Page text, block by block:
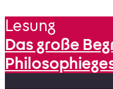
Lesung
Das große